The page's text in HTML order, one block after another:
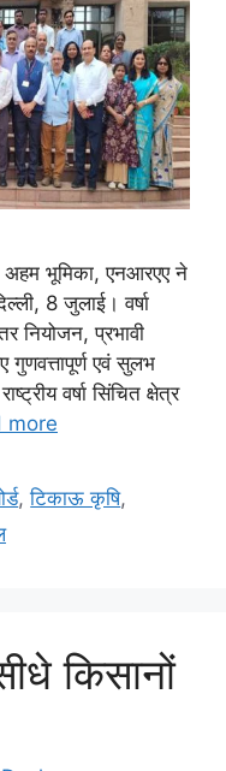
अहम भूमिका, एनआरएए ने
8 जुलाई। वर्षा
नियोजन, प्रभावी
गुणवत्तापूर्ण एवं सुलभ
वर्षा सिंचित क्षेत्र
more
,टिकाऊ कृषि,
किसानों